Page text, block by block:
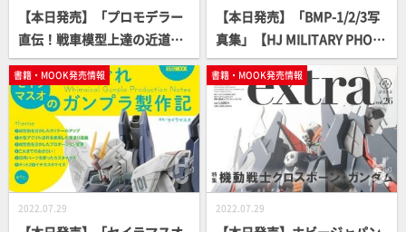
【本日発売】「プロモデラー
直伝！戦車模型上達の近道」
【How To】
【本日発売】「BMP-1/2/3写
真集」【HJ MILITARY PHOT
O ALBUM】
書籍・MOOK発売情報
2022.07.29
書籍・MOOK発売情報
2022.07.29